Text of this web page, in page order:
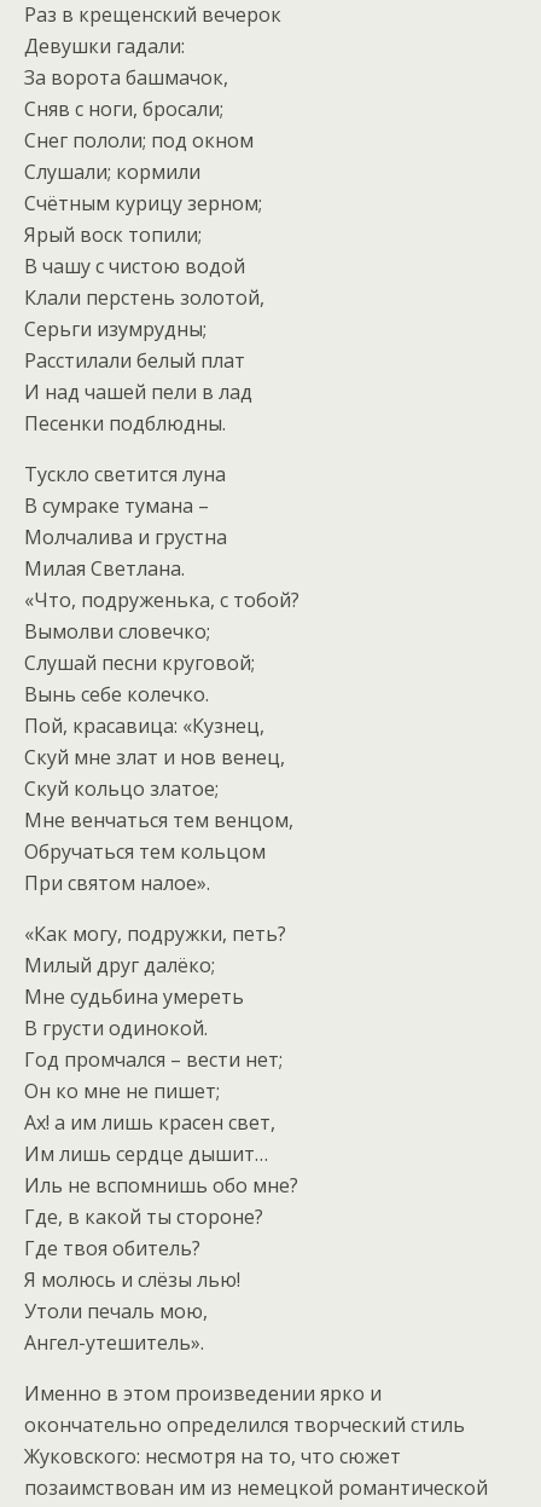
Раз в крещенский вечерок
Девушки гадали:
За ворота башмачок,
Сняв с ноги, бросали;
Снег пололи; под окном
Слушали; кормили
Счётным курицу зерном;
Ярый воск топили;
В чашу с чистою водой
Клали перстень золотой,
Серьги изумрудны;
Расстилали белый плат
И над чашей пели в лад
Песенки подблюдны.
Тускло светится луна
В сумраке тумана –
Молчалива и грустна
Милая Светлана.
«Что, подруженька, с тобой?
Вымолви словечко;
Слушай песни круговой;
Вынь себе колечко.
Пой, красавица: «Кузнец,
Скуй мне злат и нов венец,
Скуй кольцо златое;
Мне венчаться тем венцом,
Обручаться тем кольцом
При святом налое».
«Как могу, подружки, петь?
Милый друг далёко;
Мне судьбина умереть
В грусти одинокой.
Год промчался – вести нет;
Он ко мне не пишет;
Ах! а им лишь красен свет,
Им лишь сердце дышит…
Иль не вспомнишь обо мне?
Где, в какой ты стороне?
Где твоя обитель?
Я молюсь и слёзы лью!
Утоли печаль мою,
Ангел-утешитель».
Именно в этом произведении ярко и
окончательно определился творческий стиль
Жуковского: несмотря на то, что сюжет
позаимствован им из немецкой романтической